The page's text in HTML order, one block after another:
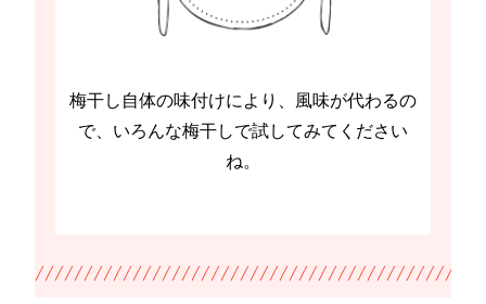
梅干し自体の味付けにより、風味が代わるの
で、いろんな梅干しで試してみてください
ね。